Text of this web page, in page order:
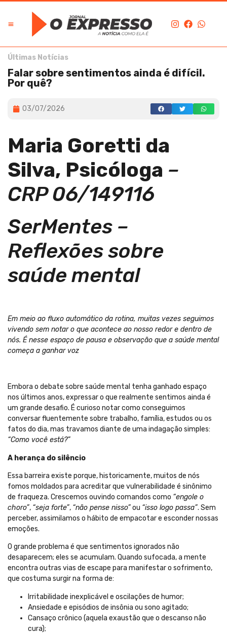
Últimas Notícias
Falar sobre sentimentos ainda é difícil.
Por quê?
03/07/2026
Maria Goretti da
Silva, Psicóloga –
CRP 06/149116
SerMentes –
Reflexões sobre
saúde mental
Em meio ao fluxo automático da rotina, muitas vezes seguimos
vivendo sem notar o que acontece ao nosso redor e dentro de
nós. É nesse espaço de pausa e observação que a saúde mental
começa a ganhar voz
Embora o debate sobre saúde mental tenha ganhado espaço
nos últimos anos, expressar o que realmente sentimos ainda é
um grande desafio. É curioso notar como conseguimos
conversar fluentemente sobre trabalho, família, estudos ou os
fatos do dia, mas travamos diante de uma indagação simples:
“Como você está?”
A herança do silêncio
Essa barreira existe porque, historicamente, muitos de nós
fomos moldados para acreditar que vulnerabilidade é sinônimo
de fraqueza. Crescemos ouvindo comandos como “engole o
choro”, “seja forte”, “não pense nisso”ou “isso logo passa”. Sem
perceber, assimilamos o hábito de empacotar e esconder nossas
emoções.
O grande problema é que sentimentos ignorados não
desaparecem; eles se acumulam. Quando sufocada, a mente
encontra outras vias de escape para manifestar o sofrimento,
que costuma surgir na forma de:
Irritabilidade inexplicável e oscilações de humor;
Ansiedade e episódios de insônia ou sono agitado;
Cansaço crônico (aquela exaustão que o descanso não
cura);